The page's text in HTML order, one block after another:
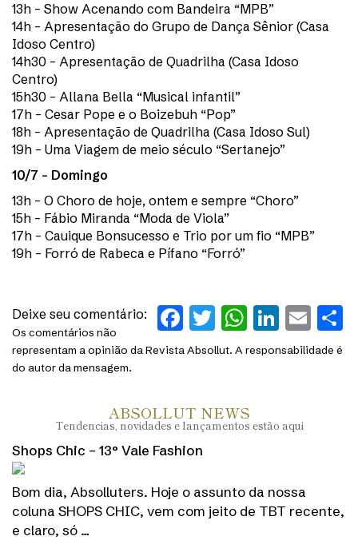
13h – Show Acenando com Bandeira “MPB”
14h – Apresentação do Grupo de Dança Sênior (Casa
Idoso Centro)
14h30 – Apresentação de Quadrilha (Casa Idoso
Centro)
15h30 – Allana Bella “Musical infantil”
17h – Cesar Pope e o Boizebuh “Pop”
18h – Apresentação de Quadrilha (Casa Idoso Sul)
19h – Uma Viagem de meio século “Sertanejo”
10/7 – Domingo
13h – O Choro de hoje, ontem e sempre “Choro”
15h – Fábio Miranda “Moda de Viola”
17h – Cauique Bonsucesso e Trio por um fio “MPB”
19h – Forró de Rabeca e Pífano “Forró”
Facebook
Twitter
Deixe seu comentário:
Os comentários não
representam a opinião da Revista Absollut. A responsabilidade é
do autor da mensagem.
ABSOLLUT NEWS
Tendencias, novidades e lançamentos estão aqui
Shops Chic – 13° Vale Fashion
Bom dia, Absolluters. Hoje o assunto da nossa
coluna SHOPS CHIC, vem com jeito de TBT recente,
e claro, só …